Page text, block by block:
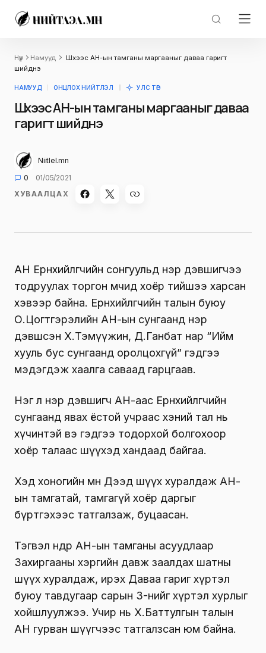
Нүүр Намууд
Шүүхээс АН-ын тамганы маргааныг даваа гаригт
шийднэ
НАМУУД ОНЦЛОХ НИЙТЛЭЛ УЛС ТӨР
Шүүхээс АН-ын тамганы маргааныг даваа
гаригт шийднэ
Niitlel.mn
0
01/05/2021
ХУВААЛЦАХ
АН Ерөнхийлөгчийн сонгуульд нэр дэвшигчээ
тодруулах торгон мөчид хоёр тийшээ харсан
хэвээр байна. Ерөнхийлөгчийн талын буюу
О.Цогтгэрэлийн АН-ын сунгаанд нэр
дэвшсэн Х.Тэмүүжин, Д.Ганбат нар “Ийм
хууль бус сунгаанд оролцохгүй” гэдгээ
мэдэгдэж хаалга саваад гарцгаав.
Нэг л нэр дэвшигч АН-аас Ерөнхийлөгчийн
сунгаанд явах ёстой учраас хэний тал нь
хүчинтэй вэ гэдгээ тодорхой болгохоор
хоёр талаас шүүхэд хандаад байгаа.
Хэд хоногийн өмнө Дээд шүүх хуралдаж АН-
ын тамгатай, тамгагүй хоёр даргыг
бүртгэхээс татгалзаж, буцаасан.
Тэгвэл өнөөдөр АН-ын тамганы асуудлаар
Захиргааны хэргийн давж заалдах шатны
шүүх хуралдаж, ирэх Даваа гариг хүртэл
буюу тавдугаар сарын 3-нийг хүртэл хурлыг
хойшлуулжээ. Учир нь Х.Баттулгын талын
АН гурван шүүгчээс татгалзсан юм байна.